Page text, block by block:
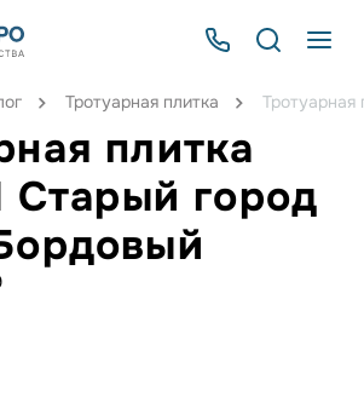
Тротуарная плитка
плитка
Старый город